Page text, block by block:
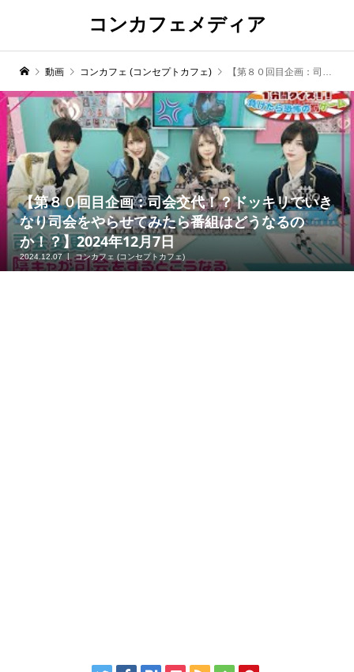
コンカフェメディア
動画 コンカフェ (コンセプトカフェ) 【第８０回目企画：司会交代！？ドッキリでいきなり司会をやらせてみたら番組はどうなるのか！？】2024年12月7日
【第８０回目企画：司会交代！？ドッキリでいき
なり司会をやらせてみたら番組はどうなるの
か！？】2024年12月7日
2024.12.07 コンカフェ (コンセプトカフェ)